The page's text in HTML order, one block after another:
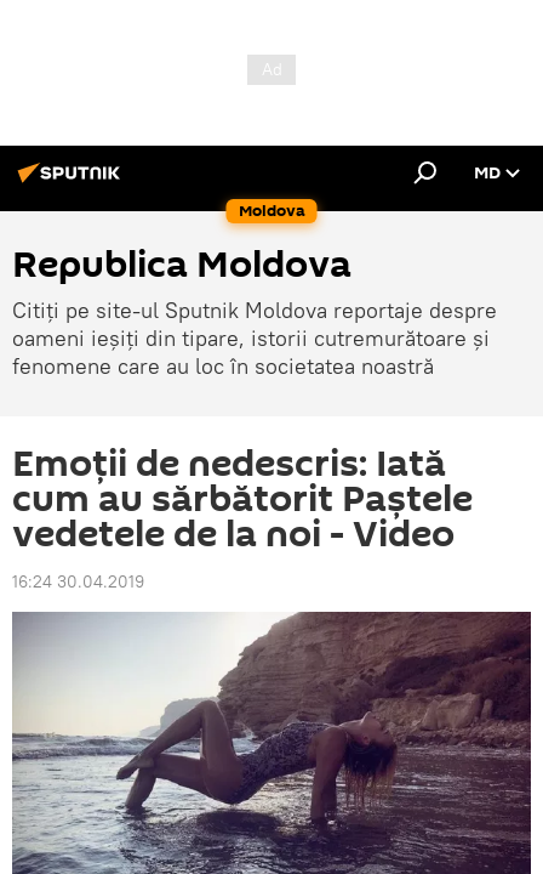
Moldova
MD
Republica Moldova
Citiți pe site-ul Sputnik Moldova reportaje despre
oameni ieșiți din tipare, istorii cutremurătoare și
fenomene care au loc în societatea noastră
Emoții de nedescris: Iată
cum au sărbătorit Paștele
vedetele de la noi - Video
16:24 30.04.2019